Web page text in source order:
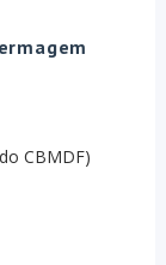
CBMDF)